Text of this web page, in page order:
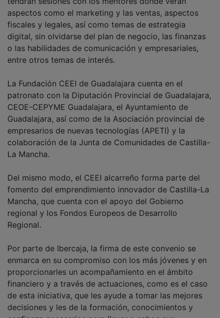
aspectos como el marketing y las ventas, aspectos
fiscales y legales, así como temas de estrategia
digital, sin olvidarse del plan de negocio, las finanzas
o las habilidades de comunicación y empresariales,
entre otros temas de interés.
patronato con la Diputación Provincial de Guadalajara,
CEOE-CEPYME Guadalajara, el Ayuntamiento de
Guadalajara, así como de la Asociación provincial de
empresarios de nuevas tecnologías (APETI) y la
colaboración de la Junta de Comunidades de Castilla-
La Mancha.
fomento del emprendimiento innovador de Castilla-La
Mancha, que cuenta con el apoyo del Gobierno
regional y los Fondos Europeos de Desarrollo
Regional.
enmarca en su compromiso con los más jóvenes y en
proporcionarles un acompañamiento en el ámbito
financiero y a través de actuaciones, como es el caso
de esta iniciativa, que les ayude a tomar las mejores
decisiones y les de la formación, conocimientos y
confianza necesarios para llevar a cabos sus